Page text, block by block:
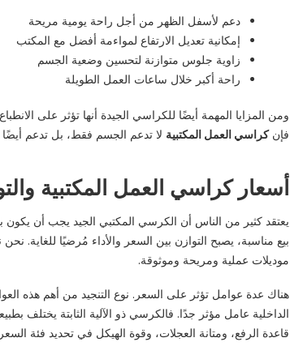
دعم لأسفل الظهر من أجل راحة يومية مريحة
إمكانية تعديل الارتفاع لمواءمة أفضل مع المكتب
زاوية جلوس متوازنة لتحسين وضعية الجسم
راحة أكبر خلال ساعات العمل الطويلة
ومن المزايا المهمة أيضًا للكراسي الجيدة أنها تؤثر على
فإنكراسي العمل المكتبية لا تدعم الجسم فقط، بل تدعم أيضًا
أسعار كراسي العمل المكتبية
يعتقد كثير من الناس أن الكرسي المكتبي الجيد يجب أن
بيع مناسبة، يصبح التوازن بين السعر والأداء مُرضيًا للغاية.
موديلات عملية ومريحة وموثوقة.
هناك عدة عوامل تؤثر على السعر. نوع التنجيد من أهم هذه
الداخلية عامل مؤثر جدًا. فالكرسي ذو الآلية الثابتة يختلف
قاعدة الرفع، ومتانة العجلات، وقوة الهيكل في تحديد فئة السعر